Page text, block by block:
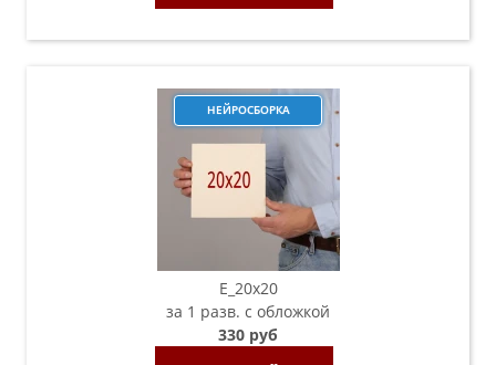
НЕЙРОСБОРКА
E_20х20
за 1 разв. с обложкой
330 руб